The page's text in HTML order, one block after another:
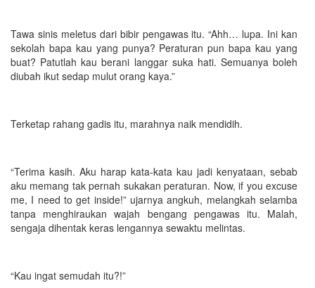
Tawa sinis meletus dari bibir pengawas itu. “Ahh… lupa. Ini kan
sekolah bapa kau yang punya? Peraturan pun bapa kau yang
buat? Patutlah kau berani langgar suka hati. Semuanya boleh
diubah ikut sedap mulut orang kaya.”
Terketap rahang gadis itu, marahnya naik mendidih.
“Terima kasih. Aku harap kata-kata kau jadi kenyataan, sebab
aku memang tak pernah sukakan peraturan. Now, if you excuse
me, I need to get inside!” ujarnya angkuh, melangkah selamba
tanpa menghiraukan wajah bengang pengawas itu. Malah,
sengaja dihentak keras lengannya sewaktu melintas.
“Kau ingat semudah itu?!”